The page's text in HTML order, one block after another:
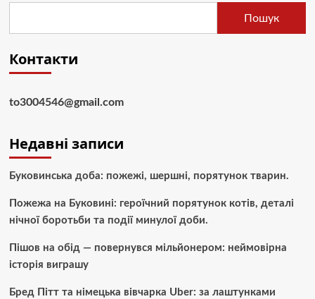
Пошук
Контакти
to3004546@gmail.com
Недавні записи
Буковинська доба: пожежі, шершні, порятунок тварин.
Пожежа на Буковині: героїчний порятунок котів, деталі
нічної боротьби та події минулої доби.
Пішов на обід — повернувся мільйонером: неймовірна
історія виграшу
Бред Пітт та німецька вівчарка Uber: за лаштунками